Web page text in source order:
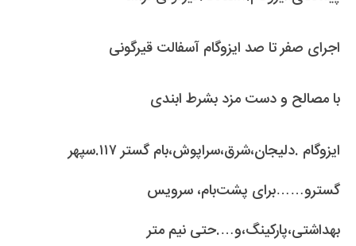
اجرای صفر تا صد ایزوگام آسفالت قیرگونی
با مصالح و دست مزد بشرط ابندی
ایزوگام .دلیجان،شرق،سراپوش،بام گستر ۱۱۷.سپهر
گسترو……برای پشت‌بام، سرویس
بهداشتی،پارکینگ،و….حتی نیم متر